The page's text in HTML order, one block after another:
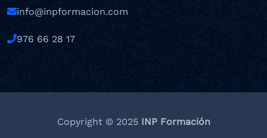
info@inpformacion.com
976 66 28 17
Copyright © 2025INP Formación